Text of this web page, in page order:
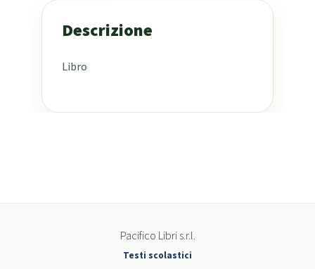
Descrizione
Libro
Pacifico Libri s.r.l.
Testi scolastici